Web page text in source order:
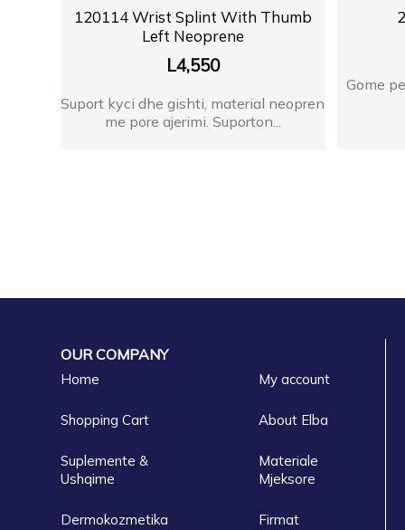
120114 Wrist Splint With Thumb
Left Neoprene
L4,550
Suport kyci dhe gishti, material neopren
me pore ajerimi. Suporton...
Gome
OUR COMPANY
Home My account
Shopping Cart About Elba
Suplemente &
Ushqime
Materiale
Mjeksore
Dermokozmetika Firmat